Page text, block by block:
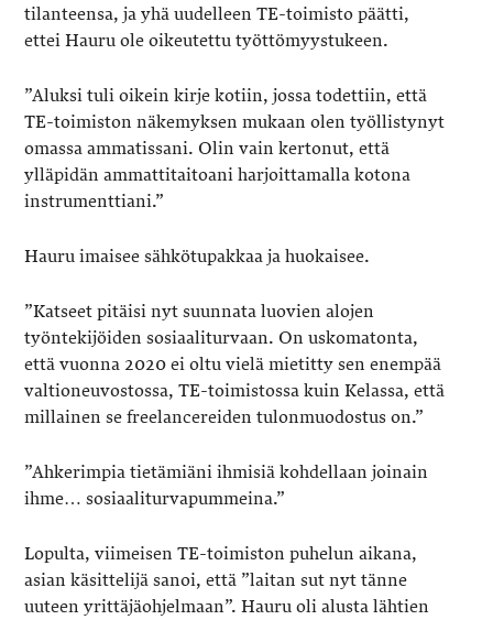
tilanteensa, ja yhä uudelleen TE-toimisto päätti,
ettei Hauru ole oikeutettu työttömyystukeen.
”Aluksi tuli oikein kirje kotiin, jossa todettiin, että
TE-toimiston näkemyksen mukaan olen työllistynyt
omassa ammatissani. Olin vain kertonut, että
ylläpidän ammattitaitoani harjoittamalla kotona
instrumenttiani.”
Hauru imaisee sähkötupakkaa ja huokaisee.
”Katseet pitäisi nyt suunnata luovien alojen
työntekijöiden sosiaaliturvaan. On uskomatonta,
että vuonna 2020 ei oltu vielä mietitty sen enempää
valtioneuvostossa, TE-toimistossa kuin Kelassa, että
millainen se freelancereiden tulonmuodostus on.”
”Ahkerimpia tietämiäni ihmisiä kohdellaan joinain
ihme… sosiaaliturvapummeina.”
Lopulta, viimeisen TE-toimiston puhelun aikana,
asian käsittelijä sanoi, että ”laitan sut nyt tänne
uuteen yrittäjäohjelmaan”. Hauru oli alusta lähtien